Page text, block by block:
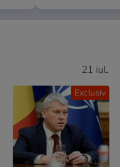
Exclusiv
21 iul.